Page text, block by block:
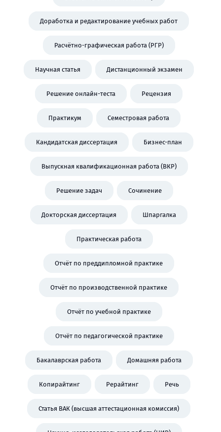
Доработка и редактирование учебных работ
Расчётно-графическая работа (РГР)
Научная статья Дистанционный экзамен
Решение онлайн-теста Рецензия
Практикум Семестровая работа
Кандидатская диссертация Бизнес-план
Выпускная квалификационная работа (ВКР)
Решение задач Сочинение
Докторская диссертация Шпаргалка
Практическая работа
Отчёт по преддипломной практике
Отчёт по производственной практике
Отчёт по учебной практике
Отчёт по педагогической практике
Бакалаврская работа Домашняя работа
Копирайтинг Рерайтинг Речь
Статья ВАК (высшая аттестационная комиссия)